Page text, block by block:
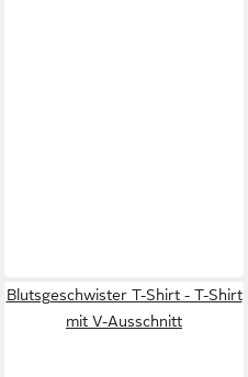
Blutsgeschwister T-Shirt - T-Shirt
mit V-Ausschnitt